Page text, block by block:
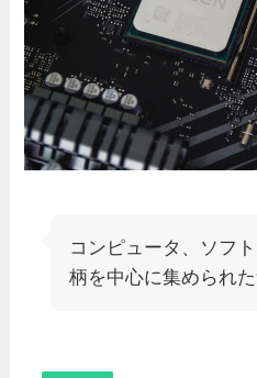
コンピュータ、ソフ
柄を中心に集められた